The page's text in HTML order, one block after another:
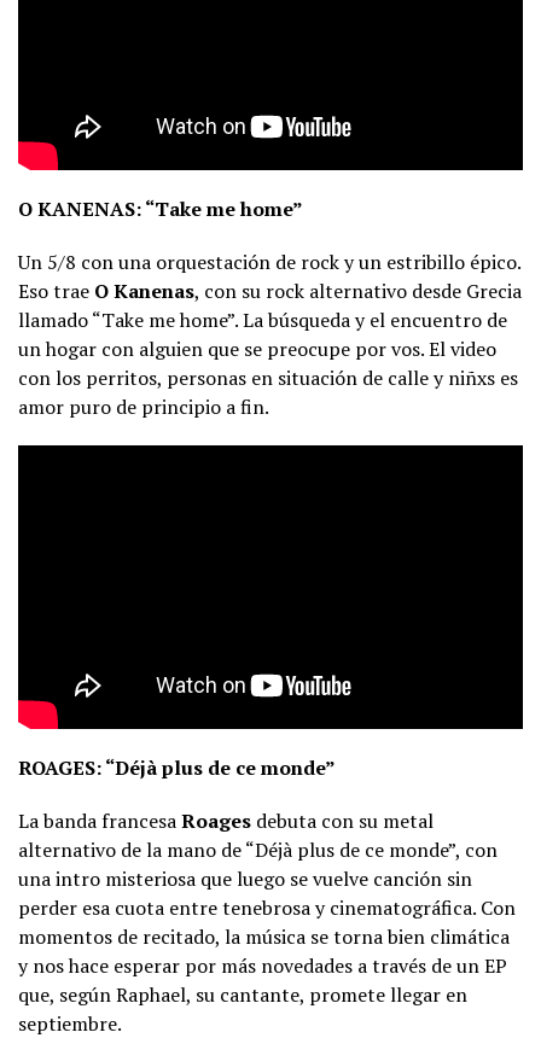
O KANENAS: “Take me home”
Un 5/8 con una orquestación de rock y un estribillo épico.
Eso trae O Kanenas, con su rock alternativo desde Grecia
llamado “Take me home”. La búsqueda y el encuentro de
un hogar con alguien que se preocupe por vos. El video
con los perritos, personas en situación de calle y niñxs es
amor puro de principio a fin.
ROAGES: “Déjà plus de ce monde”
La banda francesaRoages debuta con su metal
alternativo de la mano de “Déjà plus de ce monde”, con
una intro misteriosa que luego se vuelve canción sin
perder esa cuota entre tenebrosa y cinematográfica. Con
momentos de recitado, la música se torna bien climática
y nos hace esperar por más novedades a través de un EP
que, según Raphael, su cantante, promete llegar en
septiembre.